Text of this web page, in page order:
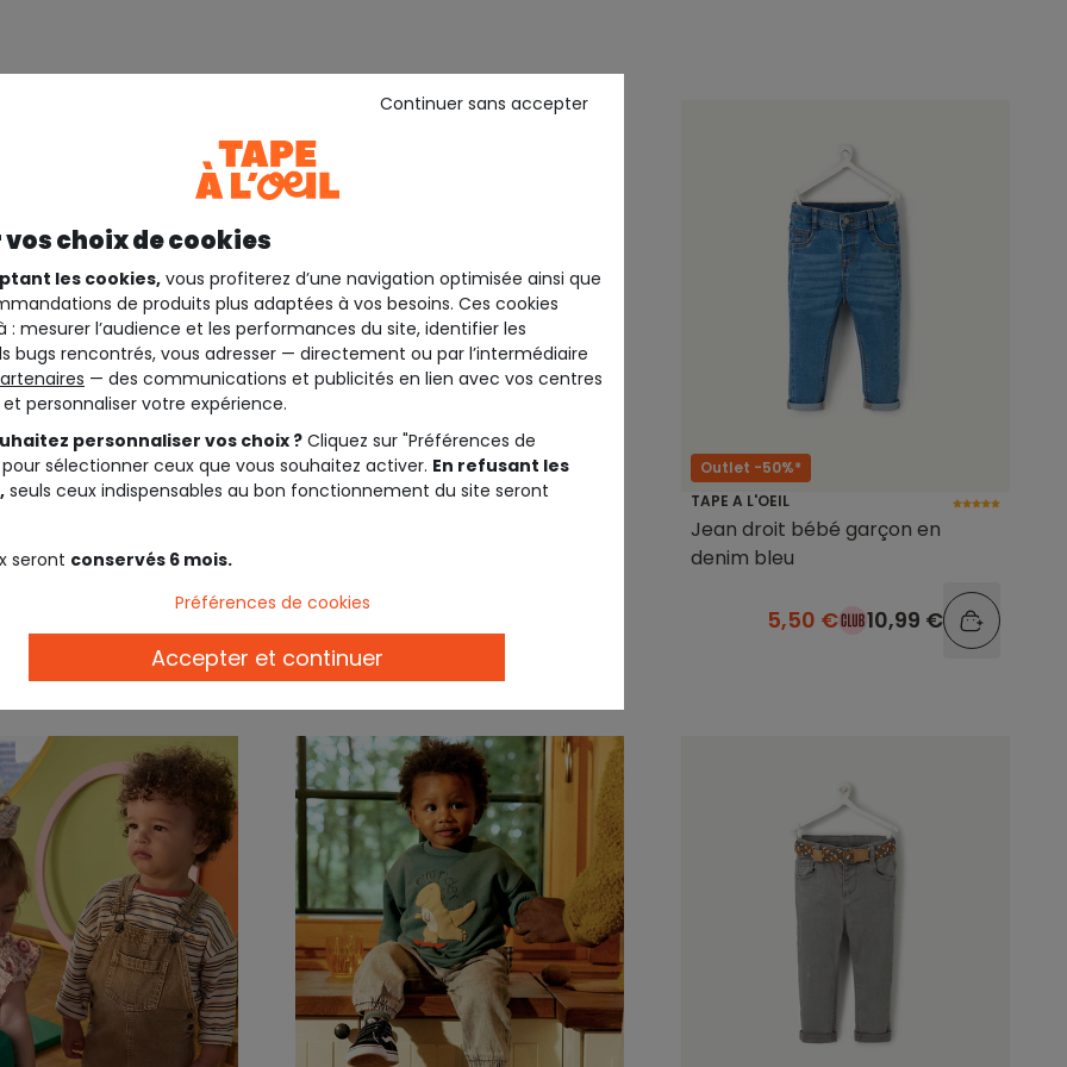
ans
garçon droit bleu
Jusqu'au 4 ans
TAPE A L'OEIL
Outlet -50%*
TAPE A L'OEIL
Jean droit bébé garçon en
denim bleu
5,50 € 10,99 €
vos choix de cookies
les cookies, vous profiterez d’une navigation optimisée ainsi que
de produits plus adaptées à vos besoins. Ces cookies
: mesurer l’audience et les performances du site, identifier les
bugs rencontrés, vous adresser — directement ou par l’intermédiaire
— des communications et publicités en lien avec vos centres
et personnaliser votre expérience.
personnaliser vos choix ? Cliquez sur "Préférences de
sélectionner ceux que vous souhaitez activer. En refusant les
seuls ceux indispensables au bon fonctionnement du site seront
seront conservés 6 mois.
Continuer sans accepter
Préférences de cookies
Accepter et continuer